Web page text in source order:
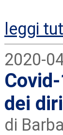
leggi
2020-
dei
di